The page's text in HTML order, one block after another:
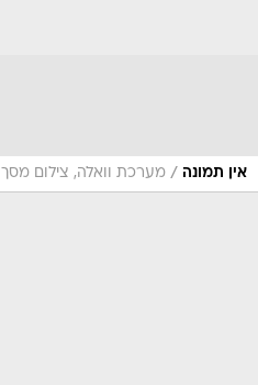
אין תמונה / מערכת וואלה, צילום מסך